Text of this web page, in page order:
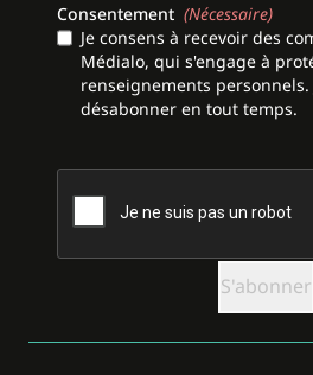
Consentement (Nécessaire)
Je consens à recevoir des
Médialo, qui s'engage à
renseignements
désabonner en tout temps.
CAPTCHA